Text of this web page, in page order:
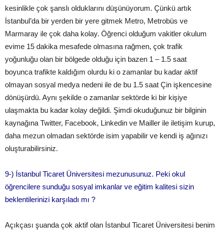
kesinlikle çok şanslı olduklarını düşünüyorum. Çünkü artık
İstanbul’da bir yerden bir yere gitmek Metro, Metrobüs ve
Marmaray ile çok daha kolay. Öğrenci olduğum vakitler okulum
evime 15 dakika mesafede olmasına rağmen, çok trafik
yoğunluğu olan bir bölgede olduğu için bazen 1 – 1.5 saat
boyunca trafikte kaldığım olurdu ki o zamanlar bu kadar aktif
olmayan sosyal medya nedeni ile de bu 1.5 saat Çin işkencesine
dönüşürdü. Aynı şekilde o zamanlar sektörde ki bir kişiye
ulaşmakta bu kadar kolay değildi. Şimdi okuduğunuz bir bilginin
kaynağına Twitter, Facebook, Linkedin ve Mailler ile iletişim kurup,
daha mezun olmadan sektörde isim yapabilir ve kendi iş ağınızı
oluşturabilirsiniz.
9­-) İstanbul Ticaret Üniversitesi mezunusunuz. Peki okul
öğrencilere sunduğu sosyal imkanlar ve eğitim kalitesi sizin
beklentilerinizi karşıladı mı ?
Açıkçası şuanda çok aktif olan İstanbul Ticaret Üniversitesi benim